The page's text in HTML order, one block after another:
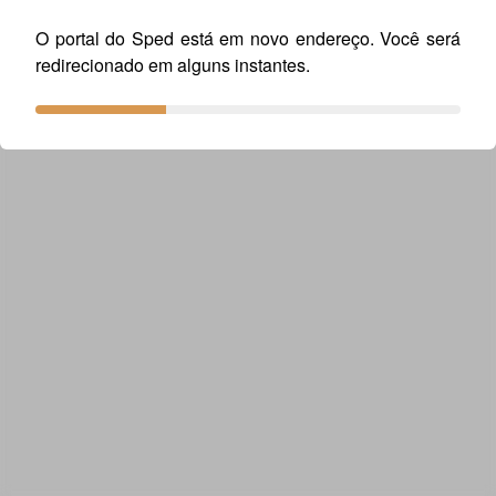
a EFD-Reinf.doc
O portal do Sped está em novo endereço. Você será
redirecionado em alguns instantes.